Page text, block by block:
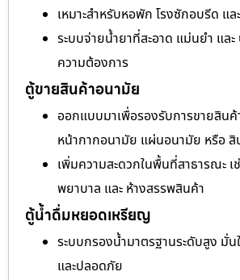
เหมาะสำหรับหอพัก โรงซักอบรีด แล
ระบบจ่ายน้ำยาที่สะอาด แม่นยำ แล
ความต้องการ
ตู้ขายสินค้าอนามัย
ออกแบบมาเพื่อรองรับการขายสินค้
หน้ากากอนามัย แผ่นอนามัย หรือ
เพิ่มความสะดวกในพื้นที่สาธารณะ เ
พยาบาล และ ห้างสรรพสินค้า
ตู้น้ำดื่มหยอดเหรียญ
ระบบกรองน้ำมาตรฐานระดับสูง มั่น
และปลอดภัย